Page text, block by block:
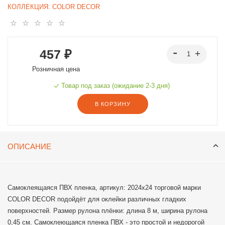
КОЛЛЕКЦИЯ: COLOR DECOR
457 ₽
Розничная цена
Товар под заказ (ожидание 2-3 дня)
В КОРЗИНУ
ОПИСАНИЕ
Самоклеящаяся ПВХ пленка, артикул: 2024х24 торговой марки
COLOR DECOR подойдёт для оклейки различных гладких
поверхностей. Размер рулона плёнки: длина 8 м, ширина рулона
0,45 см. Самоклеющаяся пленка ПВХ - это простой и недорогой